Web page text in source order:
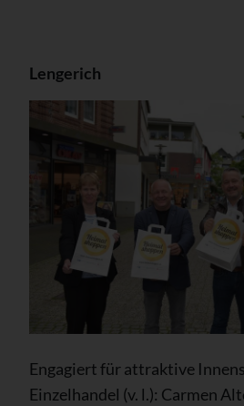
Lengerich
Engagiert für attraktive
Einzelhandel (v. l.): Carmen